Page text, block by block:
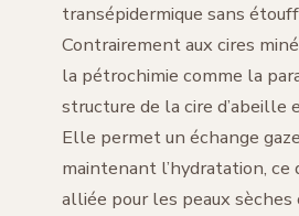
transépidermique sans
Contrairement aux cires
la pétrochimie comme la
structure de la cire d’abeille
Elle permet un échange
maintenant l’hydratation, ce
alliée pour les peaux sèches